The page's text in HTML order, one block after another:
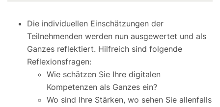
Die individuellen Einschätzungen der
Teilnehmenden werden nun ausgewertet und als
Ganzes reflektiert. Hilfreich sind folgende
Reflexionsfragen:
Wie schätzen Sie Ihre digitalen
Kompetenzen als Ganzes ein?
Wo sind Ihre Stärken, wo sehen Sie allenfalls